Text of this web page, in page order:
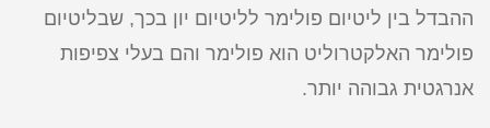
ההבדל בין ליטיום פולימר לליטיום יון בכך, שבליטיום
פולימר האלקטרוליט הוא פולימר והם בעלי צפיפות
אנרגטית גבוהה יותר.